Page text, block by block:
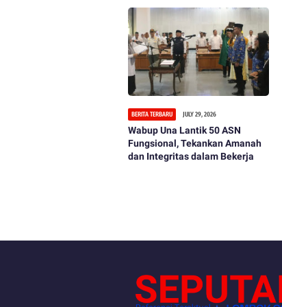
BERITA TERBARU JULY 29, 2026
Wabup Una Lantik 50 ASN
Fungsional, Tekankan Amanah
dan Integritas dalam Bekerja